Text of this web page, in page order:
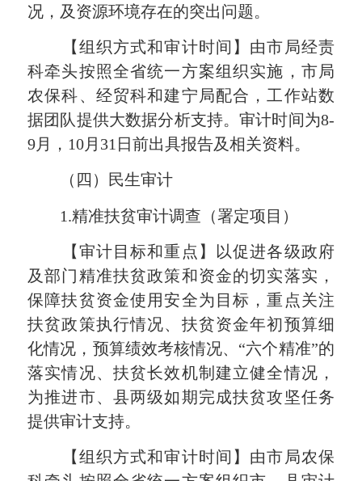
况，及资源环境存在的突出问题。
【组织方式和审计时间】由市局经责
科牵头按照全省统一方案组织实施，市局
农保科、经贸科和建宁局配合，工作站数
据团队提供大数据分析支持。审计时间为8-
9月， 10月 31 日前出具报告及相关资料。
（四）民生审计
1.精准扶贫审计调查（署定项目）
【审计目标和重点】
以促进各级政府
及部门精准扶贫政策和资金的切实落实，
保障扶贫资金使用安全为目标，重点关注
扶贫政策执行情况、扶贫资金年初预算细
化情况，预算绩效考核情况、 “六个精准”的
落实情况、扶贫长效机制建立健全情况，
为推进市、县两级如期完成扶贫攻坚任务
提供审计支持。
【组织方式和审计时间】由市局农保